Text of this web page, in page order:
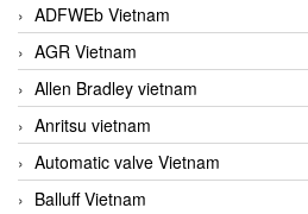
ADFWEb Vietnam
AGR Vietnam
Allen Bradley vietnam
Anritsu vietnam
Automatic valve Vietnam
Balluff Vietnam